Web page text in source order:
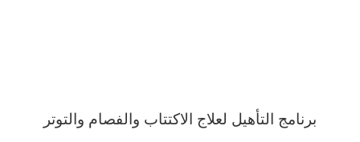
برنامج التأهيل لعلاج الاكتتاب والفصام والتوتر